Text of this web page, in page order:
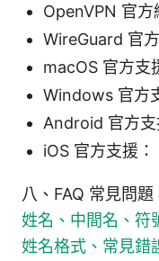
OpenVPN 官
WireGuard 官
macOS 官方
Windows 官方
Android 官方
iOS 官方支援
八、FAQ 常見問題
姓名、中間名、符
姓名格式、常見錯